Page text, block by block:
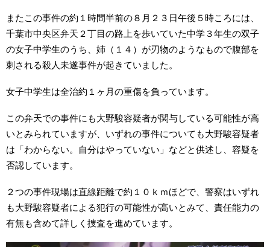
またこの事件の約１時間半前の８月２３日午後５時ころには、
千葉市中央区弁天２丁目の路上を歩いていた中学３年生の双子
の女子中学生のうち、姉（１４）が刃物のようなもので腹部を
刺される殺人未遂事件が起きていました。
女子中学生は全治約１ヶ月の重傷を負っています。
この弁天での事件にも大野駿容疑者が関与している可能性が高
いとみられていますが、いずれの事件についても大野駿容疑者
は「わからない。自分はやっていない」などと供述し、容疑を
否認しています。
２つの事件現場は直線距離で約１０ｋｍほどで、警察はいずれ
も大野駿容疑者による犯行の可能性が高いとみて、責任能力の
有無も含めて詳しく捜査を進めています。